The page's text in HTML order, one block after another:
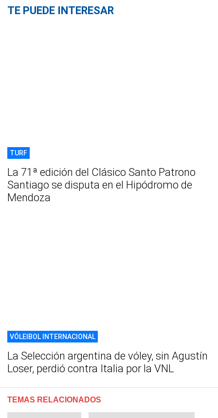
TE PUEDE INTERESAR
TURF
La 71ª edición del Clásico Santo Patrono
Santiago se disputa en el Hipódromo de
Mendoza
VÓLEIBOL INTERNACIONAL
La Selección argentina de vóley, sin Agustín
Loser, perdió contra Italia por la VNL
TEMAS RELACIONADOS